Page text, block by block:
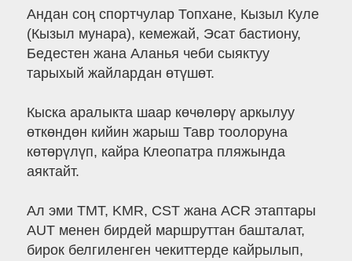
Андан соң спортчулар Топхане, Кызыл Куле
(Кызыл мунара), кемежай, Эсат бастиону,
Бедестен жана Аланья чеби сыяктуу
тарыхый жайлардан өтүшөт.
Кыска аралыкта шаар көчөлөрү аркылуу
өткөндөн кийин жарыш Тавр тоолоруна
көтөрүлүп, кайра Клеопатра пляжында
аяктайт.
Ал эми TMT, KMR, CST жана ACR этаптары
AUT менен бирдей маршруттан башталат,
бирок белгиленген чекиттерде кайрылып,